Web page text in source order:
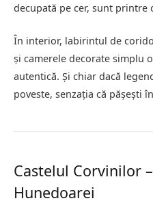
decupată pe cer, sunt printre
În interior, labirintul de
și camerele decorate simplu
autentică. Și chiar dacă
poveste, senzația că pășești
Castelul Corvinilor
Hunedoarei